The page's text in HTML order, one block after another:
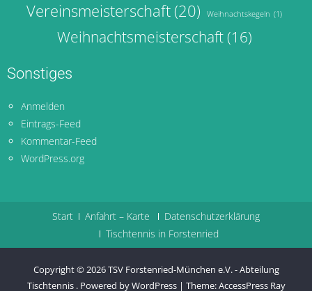
Vereinsmeisterschaft (20) Weihnachtskegeln (1)
Weihnachtsmeisterschaft(16)
Sonstiges
Anmelden
Eintrags-Feed
Kommentar-Feed
WordPress.org
Start Anfahrt – Karte
Datenschutzerklärung
Tischtennis in Forstenried
Copyright © 2026TSV Forstenried-München e.V. - Abteilung
Tischtennis . Powered by WordPress | Theme:AccessPress Ray